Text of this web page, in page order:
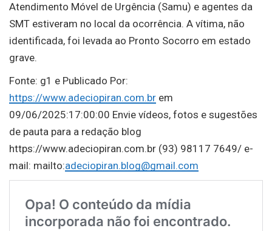
Atendimento Móvel de Urgência (Samu) e agentes da
SMT estiveram no local da ocorrência. A vítima, não
identificada, foi levada ao Pronto Socorro em estado
grave.
Fonte: g1 e Publicado Por:
https://www.adeciopiran.com.br em
09/06/2025:17:00:00 Envie vídeos, fotos e sugestões
de pauta para a redação blog
https://www.adeciopiran.com.br (93) 98117 7649/ e-
mail: mailto:adeciopiran.blog@gmail.com